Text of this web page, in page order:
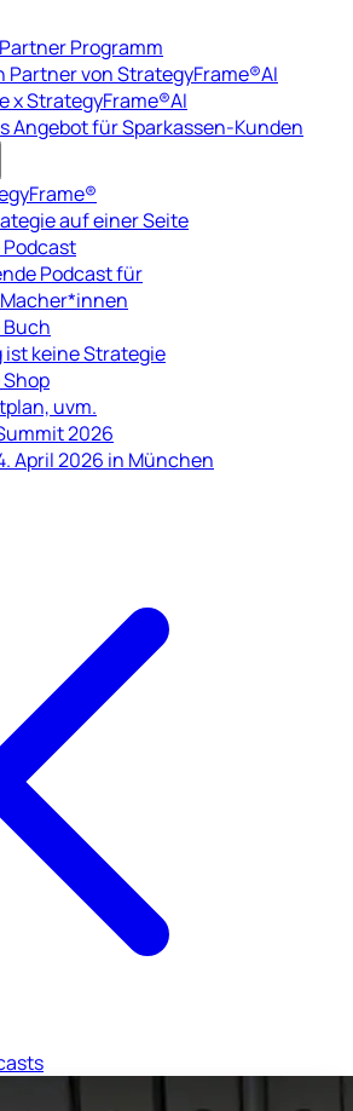
Programm
Partner von StrategyFrame®AI
x StrategyFrame®AI
Angebot für Sparkassen-Kunden
auf einer Seite
Podcast für
keine Strategie
uvm.
2026
April 2026 in München